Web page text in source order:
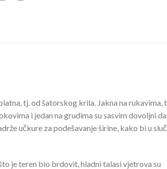
tj. od šatorskog krila. Jakna na rukavima,
i jedan na grudima su sasvim dovoljni
učkure za podešavanje širine, kako bi u
je teren bio brdovit, hladni talasi vjetrova su